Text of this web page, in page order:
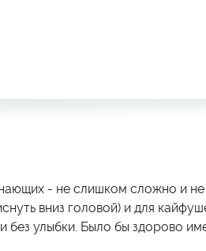
- не слишком сложно и
вниз головой) и для
без улыбки. Было бы здорово